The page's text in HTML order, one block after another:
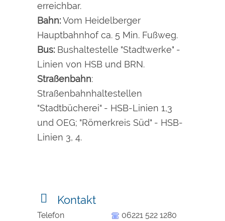
erreichbar.
Bahn:Vom Heidelberger
Hauptbahnhof ca. 5 Min. Fußweg.
Bus: Bushaltestelle "Stadtwerke" -
Linien von HSB und BRN.
Straßenbahn:
Straßenbahnhaltestellen
"Stadtbücherei" - HSB-Linien 1,3
und OEG; "Römerkreis Süd" - HSB-
Linien 3, 4.
Kontakt
Telefon
06221 522 1280